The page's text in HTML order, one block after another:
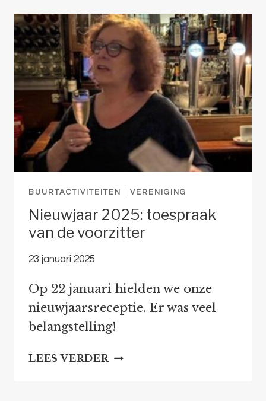
BUURTACTIVITEITEN VERENIGING
Nieuwjaar 2025: toespraak
van de voorzitter
23 januari 2025
Op 22 januari hielden we onze
nieuwjaarsreceptie. Er was veel
belangstelling!
LEES VERDER NIEUWJAAR